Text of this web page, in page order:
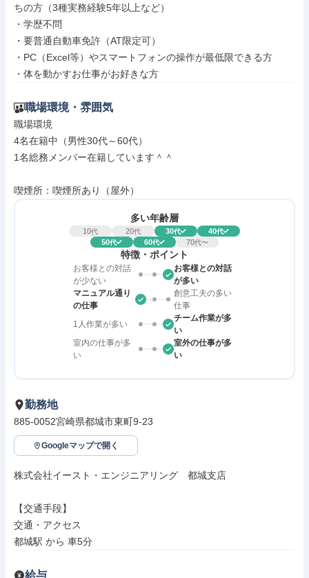
ちの方（3種実務経験5年以上など）
・学歴不問
・要普通自動車免許（AT限定可）
・PC（Excel等）やスマートフォンの操作が最低限できる方
・体を動かすお仕事がお好きな方
職場環境・雰囲気
職場環境
4名在籍中（男性30代～60代）
1名総務メンバー在籍しています＾＾
喫煙所：喫煙所あり（屋外）
多い年齢層
10代 20代 30代 40代
50代 60代 70代〜
特徴・ポイント
お客様との対話
が少ない
お客様との対話
が多い
マニュアル通り
の仕事
創意工夫の多い
仕事
1人作業が多い
チーム作業が多
い
室内の仕事が多
い
室外の仕事が多
い
勤務地
885-0052宮崎県都城市東町9-23
Googleマップで開く
株式会社イースト・エンジニアリング　都城支店
【交通手段】
交通・アクセス
都城駅 から 車5分
給与